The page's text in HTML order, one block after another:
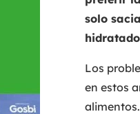
solo
Los
en estos